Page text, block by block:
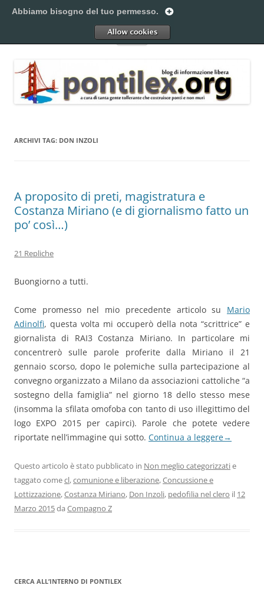
al
Pontilex
Menu
ARCHIVI TAG: DON INZOLI
A proposito di preti, magistratura e
Costanza Miriano (e di giornalismo fatto un
po’ così…)
21 Repliche
Buongiorno a tutti.
Come promesso nel mio precedente articolo su Mario
Adinolfi, questa volta mi occuperò della nota “scrittrice” e
giornalista di RAI3 Costanza Miriano. In particolare mi
concentrerò sulle parole proferite dalla Miriano il 21
gennaio scorso, dopo le polemiche sulla partecipazione al
convegno organizzato a Milano da associazioni cattoliche “a
sostegno della famiglia” nel giorno 18 dello stesso mese
(insomma la sfilata omofoba con tanto di uso illegittimo del
logo EXPO 2015 per capirci). Parole che potete vedere
riportate nell’immagine qui sotto. Continua a leggere→
Questo articolo è stato pubblicato in Non meglio categorizzatie
taggato comecl,comunione e liberazione,Concussione e
Lottizzazione,Costanza Miriano, Don Inzoli, pedofilia nel clero il 12
Marzo 2015da Compagno Z
CERCA ALL’INTERNO DI PONTILEX
Abbiamo bisogno del tuo permesso.